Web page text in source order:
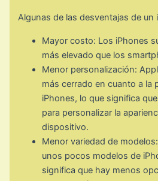
Algunas de las desventajas de un
Mayor costo: Los iPhones
más elevado que los
Menor personalización:
más cerrado en cuanto a la
iPhones, lo que significa
para personalizar la
dispositivo.
Menor variedad de
unos pocos modelos de
significa que hay menos